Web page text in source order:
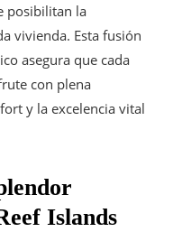
posibilitan la
vivienda. Esta fusión
asegura que cada
con plena
y la excelencia vital
Islands